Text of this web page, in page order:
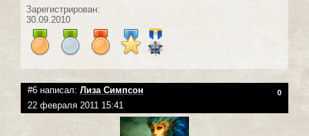
Зарегистрирован:
30.09.2010
#6 написал: Лиза Симпсон 0
22 февраля 2011 15:41